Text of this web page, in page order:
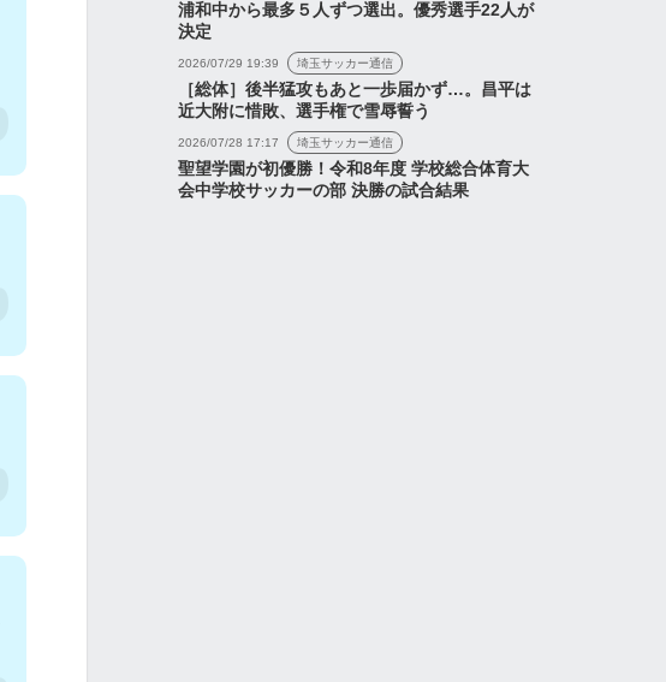
浦和中から最多５人ずつ選出。優秀選手22人が
決定
2026/07/29 19:39 埼玉サッカー通信
［総体］後半猛攻もあと一歩届かず…。昌平は
近大附に惜敗、選手権で雪辱誓う
2026/07/28 17:17 埼玉サッカー通信
聖望学園が初優勝！令和8年度 学校総合体育大
会中学校サッカーの部 決勝の試合結果